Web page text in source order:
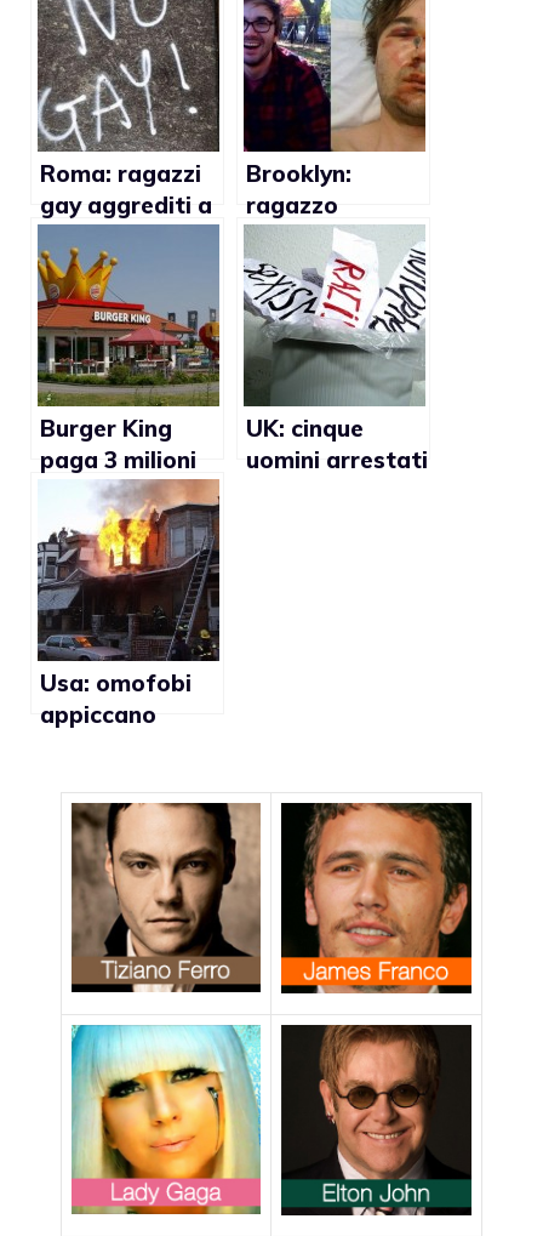
Roma: ragazzi
gay aggrediti a
Brooklyn:
ragazzo
massacrato
perché
sospettato di
essere gay
Burger King
paga 3 milioni
di dollari ad una
coppia gay
aggredita dal
suo staff
UK: cinque
uomini arrestati
Usa: omofobi
appiccano
di un gay